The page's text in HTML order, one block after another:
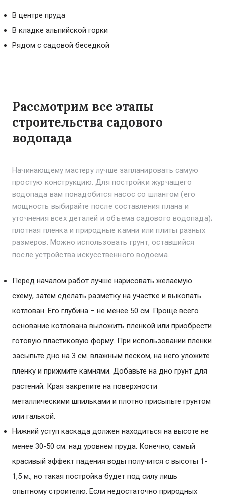
В центре пруда
В кладке альпийской горки
Рядом с садовой беседкой
Рассмотрим все этапы
строительства садового
водопада
Начинающему мастеру лучше запланировать самую
простую конструкцию. Для постройки журчащего
водопада вам понадобится насос со шлангом (его
мощность выбирайте после составления плана и
уточнения всех деталей и объема садового водопада);
плотная пленка и природные камни или плиты разных
размеров. Можно использовать грунт, оставшийся
после устройства искусственного водоема.
Перед началом работ лучше нарисовать желаемую
схему, затем сделать разметку на участке и выкопать
котлован. Его глубина – не менее 50 см. Проще всего
основание котлована выложить пленкой или приобрести
готовую пластиковую форму. При использовании пленки
засыпьте дно на 3 см. влажным песком, на него уложите
пленку и прижмите камнями. Добавьте на дно грунт для
растений. Края закрепите на поверхности
металлическими шпильками и плотно присыпьте грунтом
или галькой.
Нижний уступ каскада должен находиться на высоте не
менее 30-50 см. над уровнем пруда. Конечно, самый
красивый эффект падения воды получится с высоты 1-
1,5 м., но такая постройка будет под силу лишь
опытному строителю. Если недостаточно природных